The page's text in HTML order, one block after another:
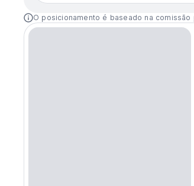
O posicionamento é baseado na